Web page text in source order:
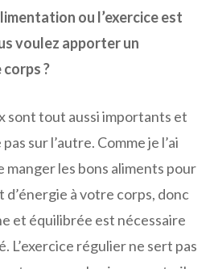
ou l’exercice est
voulez apporter un
?
sont tout aussi importants et
sur l’autre. Comme je l’ai
manger les bons aliments pour
à votre corps, donc
et équilibrée est nécessaire
L’exercice régulier ne sert pas